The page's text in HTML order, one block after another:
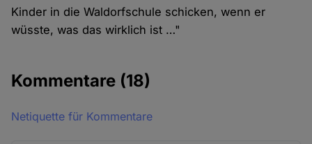
Kinder in die Waldorfschule schicken, wenn er
wüsste, was das wirklich ist …"
Kommentare (18)
Netiquette für Kommentare